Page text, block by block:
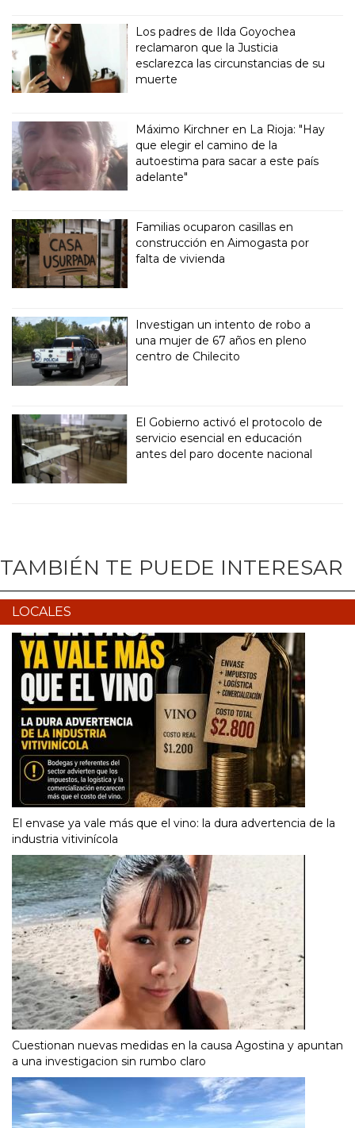
Los padres de Ilda Goyochea
reclamaron que la Justicia
esclarezca las circunstancias de su
muerte
Máximo Kirchner en La Rioja: "Hay
que elegir el camino de la
autoestima para sacar a este país
adelante"
Familias ocuparon casillas en
construcción en Aimogasta por
falta de vivienda
Investigan un intento de robo a
una mujer de 67 años en pleno
centro de Chilecito
El Gobierno activó el protocolo de
servicio esencial en educación
antes del paro docente nacional
TAMBIÉN TE PUEDE INTERESAR
LOCALES
El envase ya vale más que el vino: la dura advertencia de la
industria vitivinícola
Cuestionan nuevas medidas en la causa Agostina y apuntan
a una investigacion sin rumbo claro